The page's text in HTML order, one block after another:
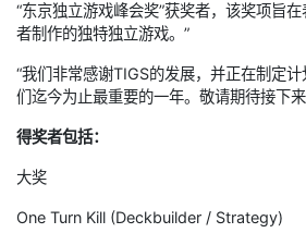
“东京独立游戏峰会奖”获奖者，该奖项旨
者制作的独特独立游戏。”
“我们非常感谢TIGS的发展，并正在制定
们迄今为止最重要的一年。敬请期待接下
得奖者包括：
大奖
One Turn Kill (Deckbuilder / Strategy)